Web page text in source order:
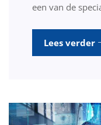
een van de
Lees verder